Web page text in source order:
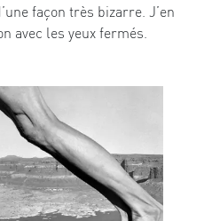
façon très bizarre. J’en
avec les yeux fermés.